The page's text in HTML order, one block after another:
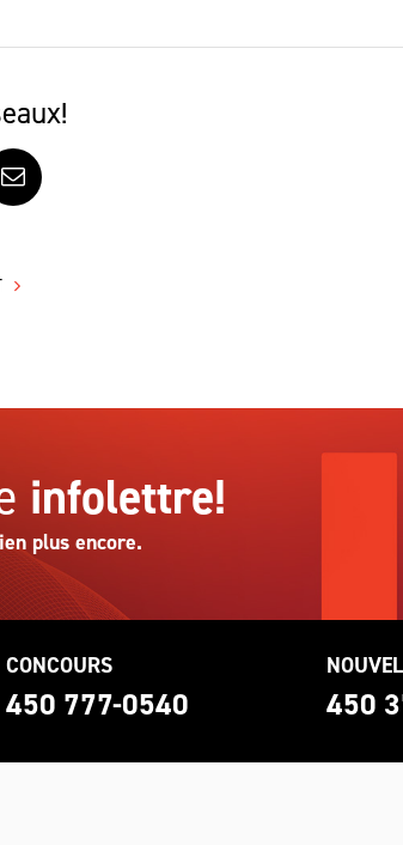
Courriel
infolettre!
plus encore.
CONCOURS
450 777-0540 450